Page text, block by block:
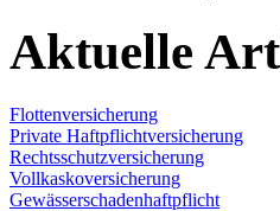
Aktuelle
Flottenversicherung
Private Haftpflichtversicherung
Rechtsschutzversicherung
Vollkaskoversicherung
Gewässerschadenhaftpflicht